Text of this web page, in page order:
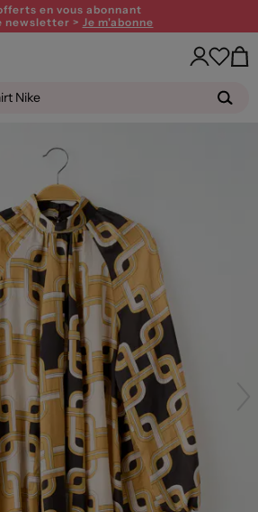
en vous abonnant
newsletter > Je m'abonne